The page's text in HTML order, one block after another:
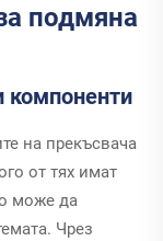
подмяна
компоненти
на прекъсвача
от тях имат
може да
Чрез